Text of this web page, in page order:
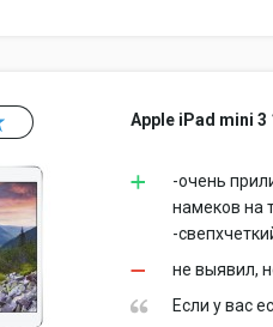
Apple iPad mini 3
-очень
намеков на
-
не выявил,
Если у вас